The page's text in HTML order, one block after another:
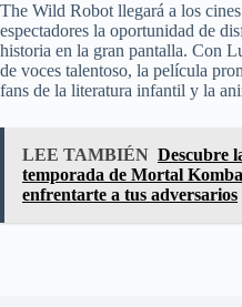
The Wild Robot llegará a los
espectadores la oportunidad de
historia en la gran pantalla. Con
de voces talentoso, la película
fans de la literatura infantil y la
LEE TAMBIÉN Descubre
temporada de Mortal
enfrentarte a tus adversarios